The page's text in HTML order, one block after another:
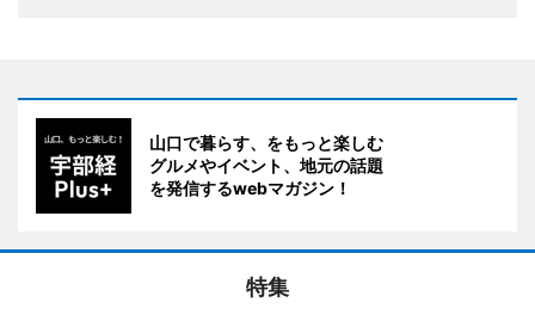
山口で暮らす、をもっと楽しむ
グルメやイベント、地元の話題
を発信するwebマガジン！
特集